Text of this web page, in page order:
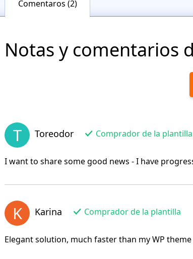
Comentaros (2)
Notas y comentarios
T Toreodor Comprador de la plantilla
I want to share some good news - I have
K Karina Comprador de la plantilla
Elegant solution, much faster than my WP